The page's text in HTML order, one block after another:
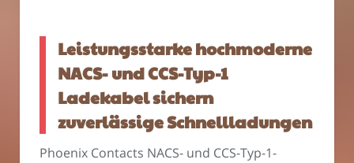
Leistungsstarke hochmoderne
NACS- und CCS-Typ-1
Ladekabel sichern
zuverlässige Schnellladungen
Phoenix Contacts NACS- und CCS-Typ-1-